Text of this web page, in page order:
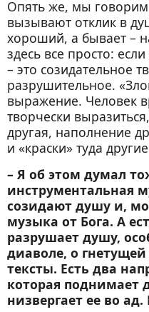
Опять же, мы
вызывают отклик в
хороший, а бывает –
здесь все просто:
– это созидательное
разрушительное.
выражение. Человек
творчески
другая, наполнение
и «краски» туда
– Я об этом думал
инструментальная
созидают душу и,
музыка от Бога. А
разрушает душу,
диаволе, о
тексты. Есть два
которая поднимает
низвергает ее во